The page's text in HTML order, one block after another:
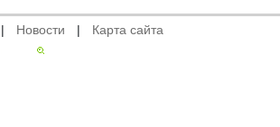
| Новости |
Карта сайта